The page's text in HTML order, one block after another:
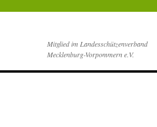
Mitglied im Landesschützenverband
Mecklenburg-Vorpommern e.V.